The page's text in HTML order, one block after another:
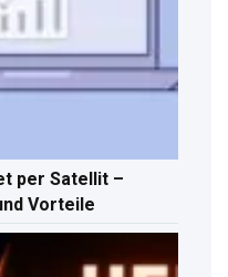
per Satellit –
Vorteile